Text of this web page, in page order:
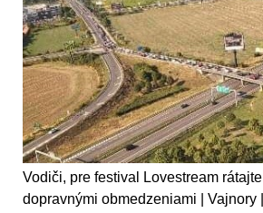
Vodiči, pre festival Lovestream
dopravnými obmedzeniami | Vajnory